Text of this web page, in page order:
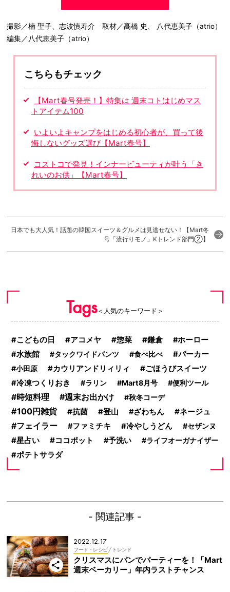
撮影／楠 聖子、志波慎寿介 取材／髙橋 史、 八代恵美子（atrio）
編集／八代恵美子（atrio）
こちらもチェック
【Mart春号発売！】特集は 週末コトはじめマス
トアイテム100
いよいよキャンプをはじめる初心者が、買って後
悔しないグッズ選び【Mart春号】
コストコで発見！インナービューティが叶う「き
れいのお供」【Mart春号】
日本でも大人気！話題の韓国スイーツ＆グルメは見逃せない！【Mart冬
号「流行りモノ」Kトレンド部門②】
Tags＜人気のキーワード＞
こどもの日 アコメヤ 惣菜 鎌倉
ホーロー
水族館
タックワイドパンツ 食べ比べ パーカー
小田原 カウリアンドリィリィ ごほうびスイーツ
冷凍つくりおき ラリン Mart8月号 便利ツール
時短料理 週末お出かけ 秋冬コーデ
100円雑貨 抗菌 登山 ざわちん
ネージュ
フェイラー
ファミチキ 冷やしうどん セザンヌ
星占い ココポット 予洗い ライフオーガナイザー
ポテトサラダ
- 関連記事 -
2022.12.17
フード・レシピ/ トレンド
クリスマスにパンでパーティーを！「Mart
週末ベーカリー」年内ラストチャンス